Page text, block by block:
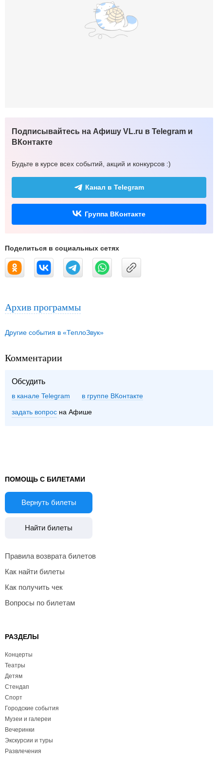
Подписывайтесь на Афишу VL.ru в Telegram и
ВКонтакте
Будьте в курсе всех событий, акций и конкурсов :)
Канал в Telegram
Группа ВКонтакте
Поделиться в социальных сетях
Архив программы
Другие события в «ТеплоЗвук»
Комментарии
Обсудить
в канале Telegram группе ВКонтакте
задать вопрос на Афише
ПОМОЩЬ С БИЛЕТАМИ
Вернуть билеты
Найти билеты
Правила возврата билетов
Как найти билеты
Как получить чек
Вопросы по билетам
РАЗДЕЛЫ
Концерты
Театры
Детям
Стендап
Спорт
Городские события
Музеи и галереи
Вечеринки
Экскурсии и туры
Развлечения